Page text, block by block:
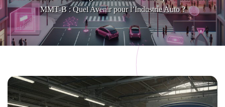
MMT-B : Quel Avenir pour l’Industrie Auto ?